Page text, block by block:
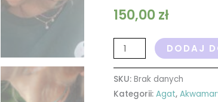
150,00zł
DODAJ
SKU: Brak danych
Kategorii: Agat,